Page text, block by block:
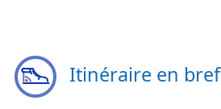
Itinéraire en bref